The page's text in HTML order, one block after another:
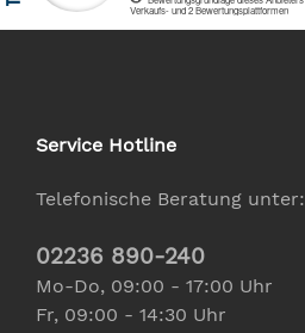
Service Hotline
Telefonische Beratung unter:
02236 890-240
Mo-Do, 09:00 - 17:00 Uhr
Fr, 09:00 - 14:30 Uhr